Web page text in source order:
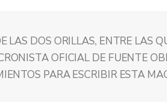
LAS DOS ORILLAS, ENTRE LAS
OFICIAL DE FUENTE
PARA ESCRIBIR ESTA